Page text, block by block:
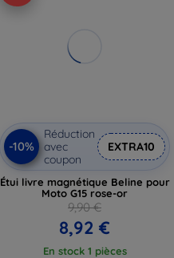
-10%
Réduction
avec
coupon
EXTRA10
Étui livre magnétique Beline pour
Moto G15 rose-or
9,90 €
8,92 €
En stock 1 pièces